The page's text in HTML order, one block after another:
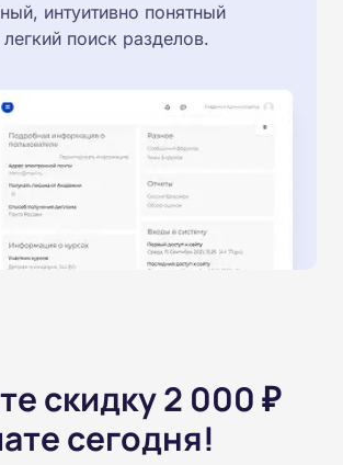
интуитивно понятный
поиск разделов.
скидку 2 000 ₽
сегодня!